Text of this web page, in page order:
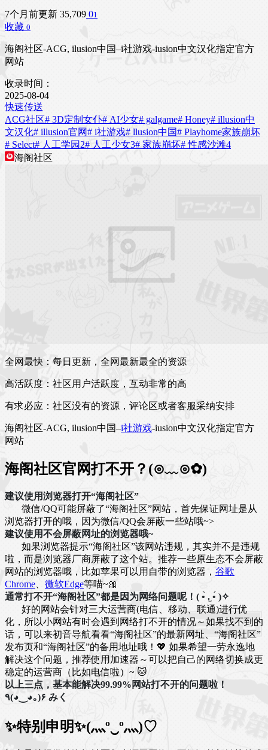
7个月前更新 35,709 01
收藏 0
海阁社区-ACG, ilusion中国–i社游戏-iusion中文汉化指定官方
网站
收录时间：
2025-08-04
快速传送
ACG社区# 3D定制女仆# AI少女# galgame# Honey# illusion中
文汉化# illusion官网# i社游戏# llusion中国# Playhome家族崩坏
# Select# 人工学园2# 人工少女3# 家族崩坏# 性感沙滩4
海阁社区
全网最快：每日更新，全网最新最全的资源
高活跃度：社区用户活跃度，互动非常的高
有求必应：社区没有的资源，评论区或者客服采纳安排
海阁社区-ACG, ilusion中国–i社游戏-iusion中文汉化指定官方
网站
海阁社区官网打不开？(⊙﹏⊙✿)
建议使用浏览器打开“海阁社区”
微信/QQ可能屏蔽了“海阁社区”网站，首先保证网址是从
浏览器打开的哦，因为微信/QQ会屏蔽一些站哦~>
建议使用不会屏蔽网址的浏览器哦~
如果浏览器提示“海阁社区”该网站违规，其实并不是违规
啦，而是浏览器厂商屏蔽了这个站。推荐一些原生态不会屏蔽
网站的浏览器哦，比如苹果可以用自带的浏览器， 谷歌
Chrome
微软Edge等喵~🎀
通常打不开“海阁社区”都是因为网络问题呢！( •̀ .̫ •́ )✧
好的网站会针对三大运营商(电信、移动、联通)进行优
化，所以小网站有时会遇到网络打不开的情况～如果找不到的
话，可以来初音导航看看“海阁社区”的最新网址、“海阁社区”
发布页和“海阁社区”的备用地址哦！💖 如果希望一劳永逸地
解决这个问题，推荐使用加速器～可以把自己的网络切换成更
稳定的运营商（比如电信啦）~ 🐱
以上三点，基本能解决99.99%网站打不开的问题啦！
٩(◕‿◕｡)۶ みく
✨特别申明✨(灬º‿º灬)♡